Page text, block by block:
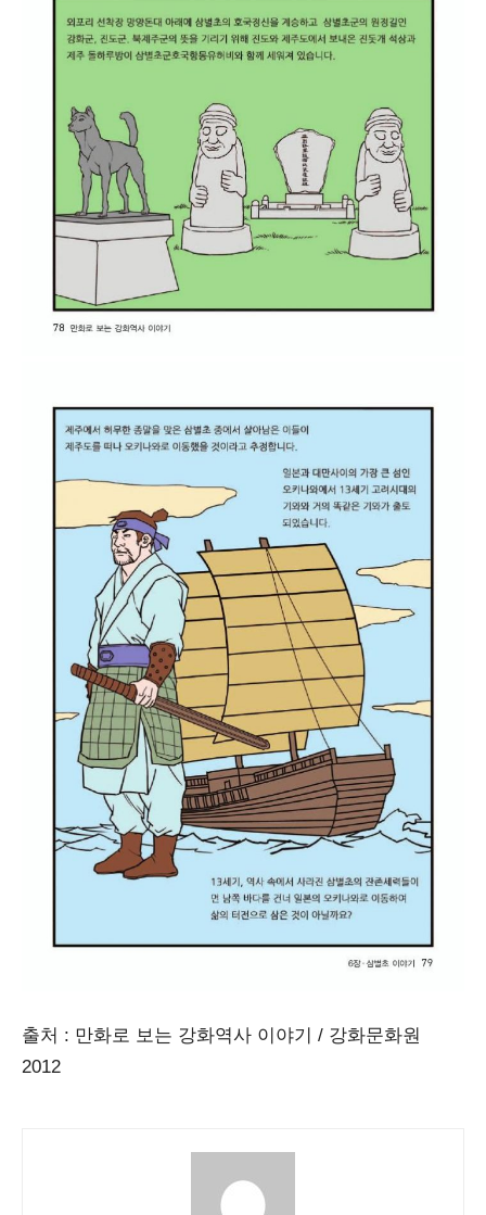
출처 : 만화로 보는 강화역사 이야기 / 강화문화원
2012